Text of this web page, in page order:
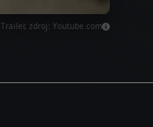
Trailer, zdroj: Youtube.com